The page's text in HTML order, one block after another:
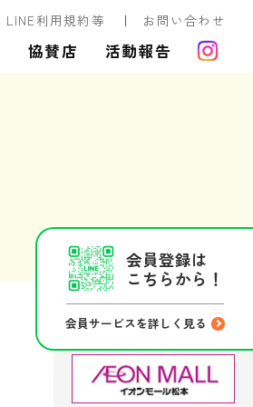
LINE利用規約等 お問い合わせ
協賛店 活動報告
会員登録は
こちらから！
会員サービスを詳しく見る